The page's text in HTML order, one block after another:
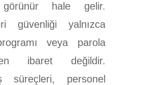
görünür hale gelir.
güvenliği yalnızca
veya parola
ibaret değildir.
süreçleri, personel